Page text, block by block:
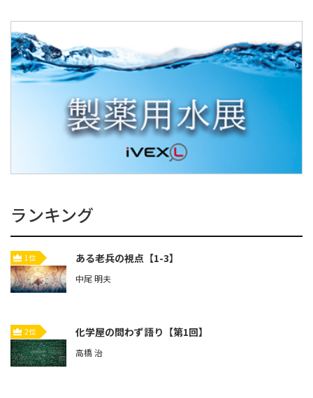
ランキング
1位 ある老兵の視点【1-3】
中尾 明夫
2位 化学屋の問わず語り【第1回】
高橋 治